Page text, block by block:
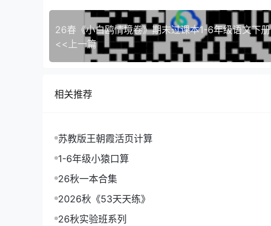
26春《小白鸥情境卷》期末过课本1-6年级语文下册
<<上一篇
相关推荐
苏教版王朝霞活页计算
1-6年级小猿口算
26秋一本合集
2026秋《53天天练》
26秋实验班系列